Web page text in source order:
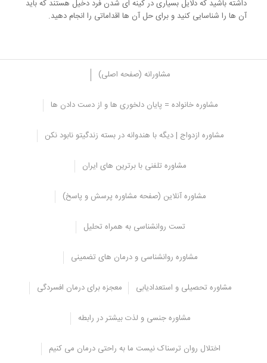
داشته باشید که دلایل بسیاری در کینه ای شدن فرد دخیل هستند که باید
آن ها را شناسایی کنید و برای حل آن ها اقداماتی را انجام دهید.
مشاورانه (صفحه اصلی)
مشاوره خانواده = پایان دلخوری ها و از دست دادن ها
مشاوره ازدواج | دیگه با هندوانه در بسته زندگیتو نابود نکن
مشاوره تلفنی با برترین های ایران
مشاوره آنلاین (صفحه مشاوره پرسش و پاسخ)
تست روانشناسی به همراه تحلیل
مشاوره روانشناسی و درمان های تضمینی
مشاوره تحصیلی و استعدادیابی معجزه برای درمان افسردگی
مشاوره جنسی و لذت بیشتر در رابطه
اختلال روان ترسناک نیست ما به راحتی درمان می کنیم
نحوه رفتار با افراد کینه ای، از اطرافیانتان
پشتیبانی مثبت دریافت کنید
این نکته را در نظر بگیرید که به خصوص در محل کار نسبت به رئیس یا
همکارتان نباید شکایت کنید، اما ممکن است به صورت غیرمستقیم
از دست کسی ناراحت و عصبانی شده است؟
که آن فرد در مقابله با این وضعیت چه کاری انجام داده است، در این
مفیدی دریافت کنید و با گفتگو کردن با همکارتان به آرامش برسید.
همیشه امیدوار نباشید که اوضاع به بهترین حالت تغییر
دارد و در موقعیتی نیستید که
بتوانید آن جا را ترک کنید ممکن است شرایط دشوارتر شود، اگر می
در صورت امکان باید این کار به صورت شکایت و بدگویی از رئیس تان